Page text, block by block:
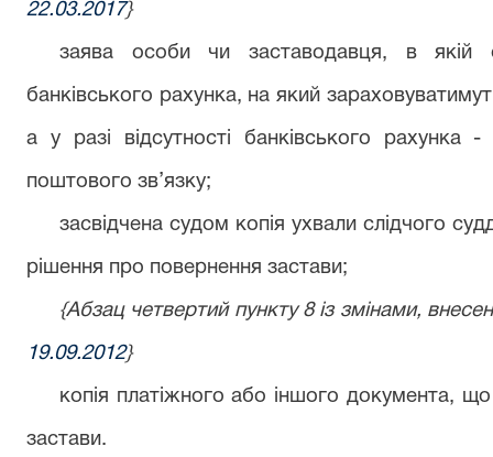
22.03.2017}
заява особи чи заставодавця, в якій
банківського рахунка, на який
а у разі відсутності банківського рахунка
поштового зв’язку;
засвідчена судом копія ухвали слідчого
рішення про повернення застави;
{Абзац четвертий пункту 8 із змінами,
19.09.2012}
копія платіжного або іншого документа,
застави.